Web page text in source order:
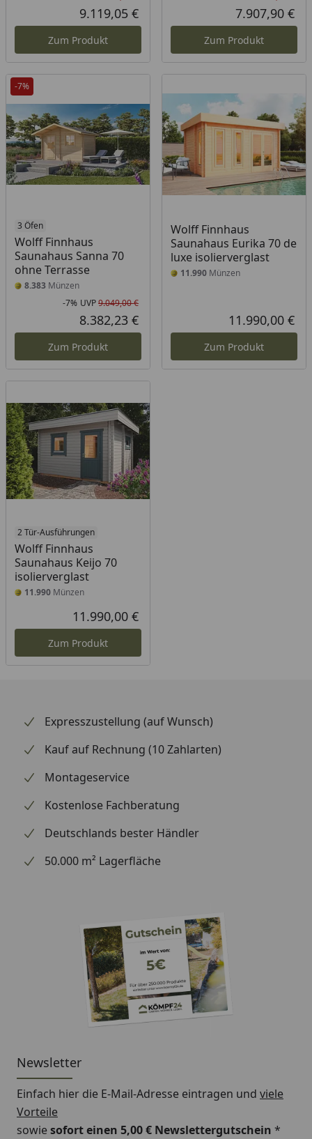
Rabatt in Prozent
Ursprünglicher Preis
Aktueller Preis
9.119,05 €
Zum Produkt
7.907,90 €
Zum Produkt
-7%
3 Öfen
Wolff Finnhaus
Saunahaus Sanna 70
ohne Terrasse
8.383 Münzen
Rabatt in Prozent
-7%
Ursprünglicher Preis
UVP9.049,00 €
Aktueller Preis
8.382,23 €
Zum Produkt
Wolff Finnhaus
Saunahaus Eurika 70 de
luxe isolierverglast
11.990Münzen
11.990,00 €
Zum Produkt
2 Tür-Ausführungen
Wolff Finnhaus
Saunahaus Keijo 70
isolierverglast
11.990 Münzen
Aktueller Preis
11.990,00 €
Zum Produkt
Expresszustellung (auf Wunsch)
Kauf auf Rechnung (10 Zahlarten)
Montageservice
Kostenlose Fachberatung
Deutschlands bester Händler
50.000 m² Lagerfläche
Newsletter
Einfach hier die E-Mail-Adresse eintragen und viele
Vorteile
sowiesofort einen 5,00 € Newslettergutschein *